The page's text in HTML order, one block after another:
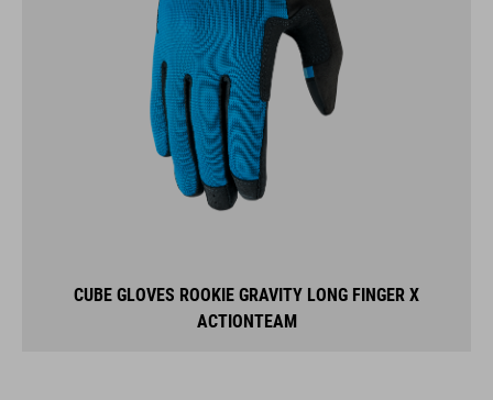
CUBE GLOVES ROOKIE GRAVITY LONG FINGER X
ACTIONTEAM